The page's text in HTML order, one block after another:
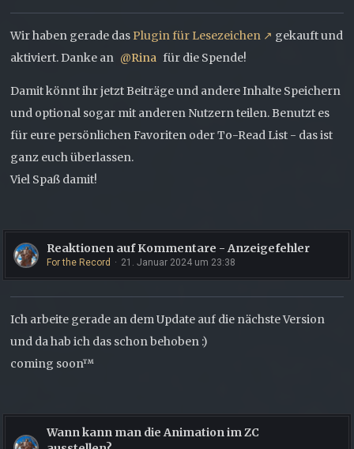
Wir haben gerade das Plugin für Lesezeichen
gekauft und
aktiviert. Danke an
Rina für die Spende!
Damit könnt ihr jetzt Beiträge und andere Inhalte Speichern
und optional sogar mit anderen Nutzern teilen. Benutzt es
für eure persönlichen Favoriten oder To-Read List - das ist
ganz euch überlassen.
Viel Spaß damit!
Reaktionen auf Kommentare - Anzeigefehler
For the Record 21. Januar 2024 um 23:38
Ich arbeite gerade an dem Update auf die nächste Version
und da hab ich das schon behoben :)
coming soon™
Wann kann man die Animation im ZC